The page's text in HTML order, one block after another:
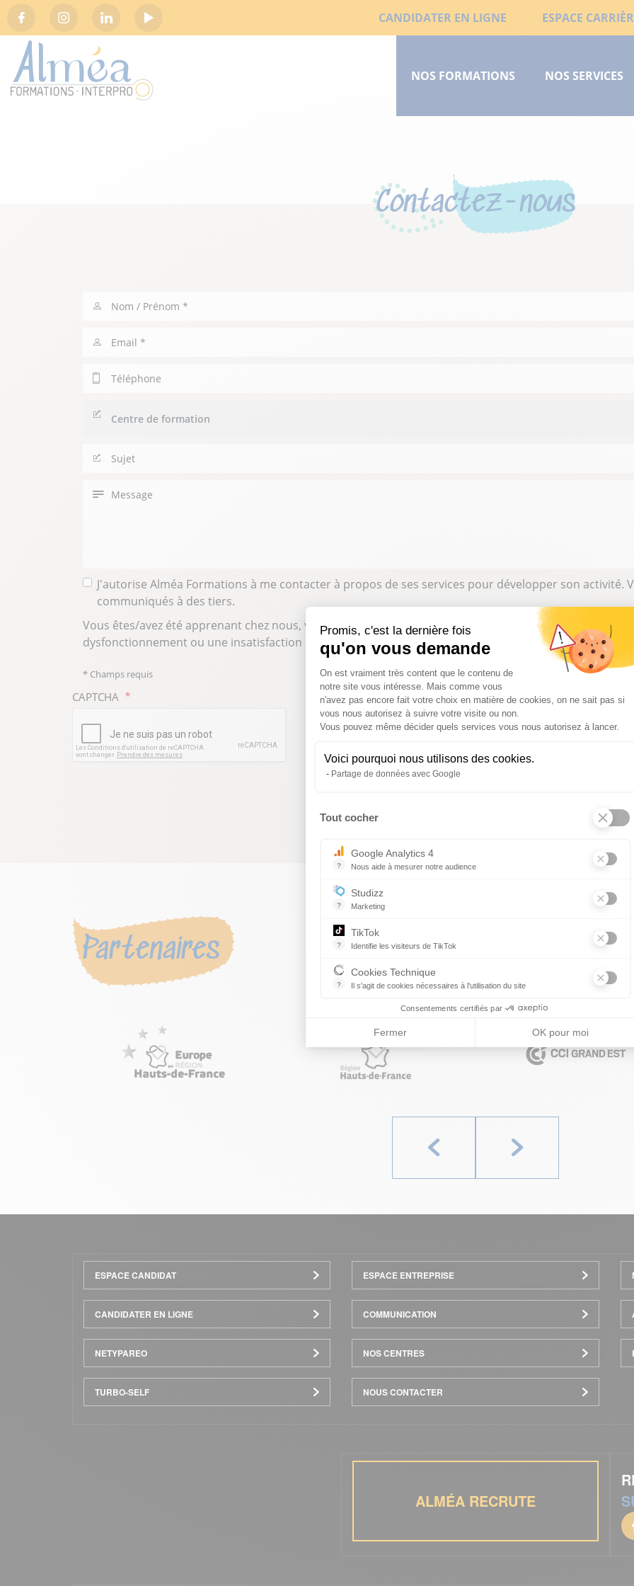
Promis, c'est la dernière fois
qu'on vous demande
Plateforme de Gestion du
On est vraiment très content que le contenu de
notre site vous intéresse. Mais comme vous
n'avez pas encore fait votre choix en matière de cookies, on ne sait pas si
vous nous autorisez à suivre votre visite ou non.
Vous pouvez même décider quels services vous nous autorisez à lancer.
Voici pourquoi nous utilisons des cookies.
Partage de données avec Google
Tout cocher
?
Google Analytics 4
Nous aide à mesurer notre audience
?
Studizz
Marketing
?
TikTok
Identifie les visiteurs de TikTok
?
Cookies Technique
Il s'agit de cookies nécessaires à l'utilisation du site
Consentements certifiés par
Fermer OK pour moi
Social
LiensCANDIDATER EN LIGNE ESPACE
principal
court
NOS FORMATIONS NOS SERVICES
Contactez-nous
Nom
Email
Téléphone
Centre
Sujet
Message
J'autorise Alméa Formations à me contacter à propos de ses services pour développer son activité.
communiqués à des tiers.
Vous êtes/avez été apprenant chez nous, vous êtes une entreprise partenaire et vous souhaitez nous
dysfonctionnement ou une insatisfaction : veuillezcliquer ici
* Champs requis
CAPTCHA
Partenaires
Précédent
Menu
Pied
de
page
ESPACE CANDIDAT ESPACE ENTREPRISE
CANDIDATER EN LIGNE COMMUNICATION
NETYPAREO NOS CENTRES
TURBO-SELF NOUS CONTACTER
ALMÉA RECRUTE